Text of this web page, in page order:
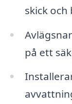
skick
på ett